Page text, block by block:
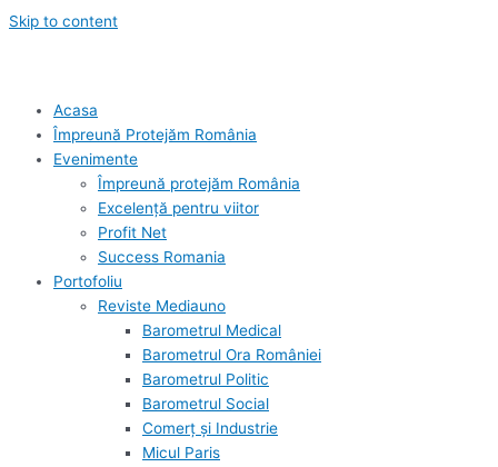
Skip to content
Acasa
Împreună Protejăm România
Evenimente
Împreună protejăm România
Excelență pentru viitor
Profit Net
Success Romania
Portofoliu
Reviste Mediauno
Barometrul Medical
Barometrul Ora României
Barometrul Politic
Barometrul Social
Comerț și Industrie
Micul Paris